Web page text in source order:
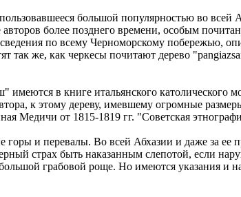
большой популярностью во всей
авторов более позднего времени, особым
по всему Черноморскому побережью,
так же, как черкесы почитают дерево
имеются в книге итальянского
к этому дереву, имевшему огромные
Медичи от 1815-1819 гг. "Советская
и перевалы. Во всей Абхазии и даже за ее
страх быть наказанным слепотой, если
грабовой роще. Но имеются указания